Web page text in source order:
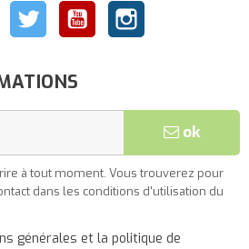
Twitter YouTubeInstagram
ok
à tout moment. Vous trouverez pour
dans les conditions d'utilisation du
générales et la politique de